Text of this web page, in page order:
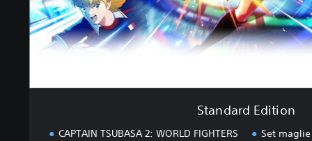
t
i
Standard Edition
CAPTAIN TSUBASA 2: WORLD FIGHTERS
Set